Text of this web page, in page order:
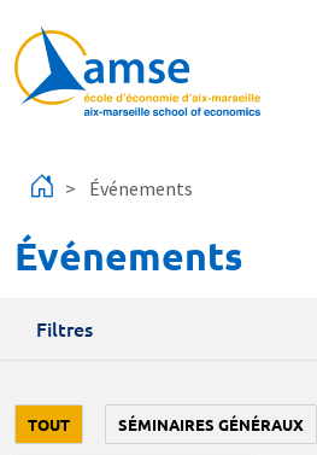
Événements
Événements
Filtres
TOUT SÉMINAIRES GÉNÉRAUX